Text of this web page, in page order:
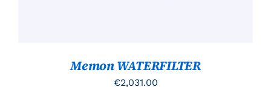
Memon WATERFILTER
€2,031.00